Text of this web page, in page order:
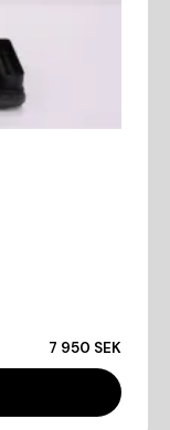
7 950 SEK